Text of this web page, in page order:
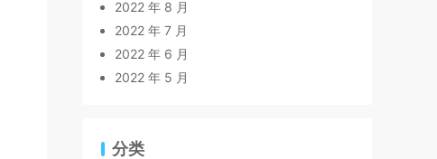
2022 年 8 月
2022 年 7 月
2022 年 6 月
2022 年 5 月
分类